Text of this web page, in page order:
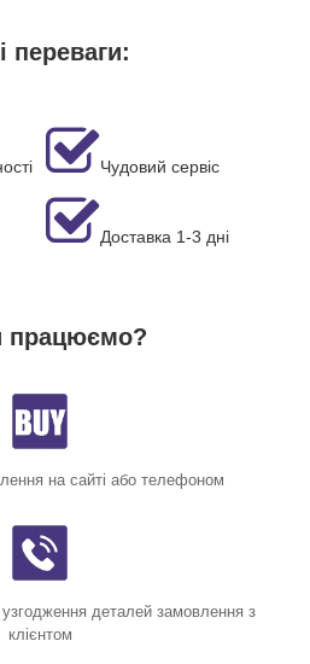
переваги:
Чудовий сервіс
Доставка 1-3 дні
працюємо?
на сайті або телефоном
деталей замовлення з
клієнтом